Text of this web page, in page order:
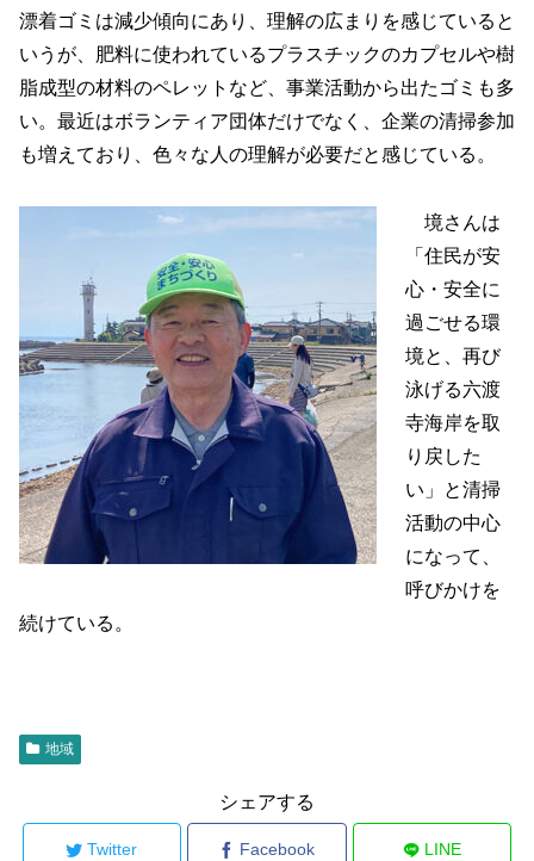
漂着ゴミは減少傾向にあり、理解の広まりを感じていると
いうが、肥料に使われているプラスチックのカプセルや樹
脂成型の材料のペレットなど、事業活動から出たゴミも多
い。最近はボランティア団体だけでなく、企業の清掃参加
も増えており、色々な人の理解が必要だと感じている。
境さんは
「住民が安
心・安全に
過ごせる環
境と、再び
泳げる六渡
寺海岸を取
り戻した
い」と清掃
活動の中心
になって、
呼びかけを
続けている。
地域
シェアする
Twitter Facebook LINE